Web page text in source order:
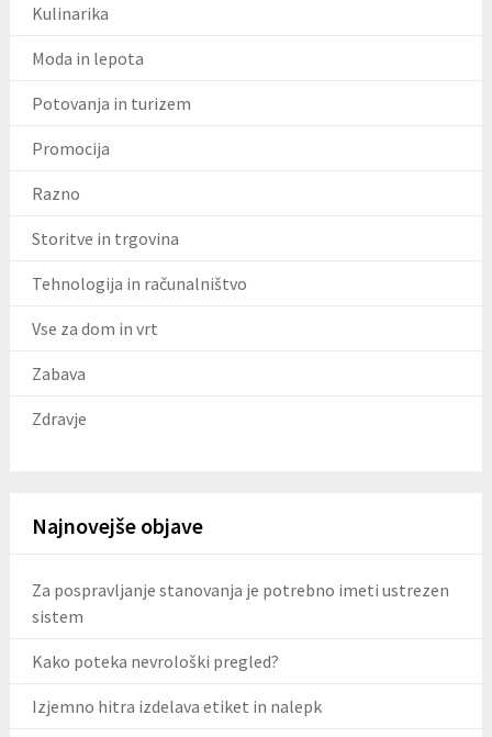
Kulinarika
Moda in lepota
Potovanja in turizem
Promocija
Razno
Storitve in trgovina
Tehnologija in računalništvo
Vse za dom in vrt
Zabava
Zdravje
Najnovejše objave
Za pospravljanje stanovanja je potrebno imeti ustrezen
sistem
Kako poteka nevrološki pregled?
Izjemno hitra izdelava etiket in nalepk